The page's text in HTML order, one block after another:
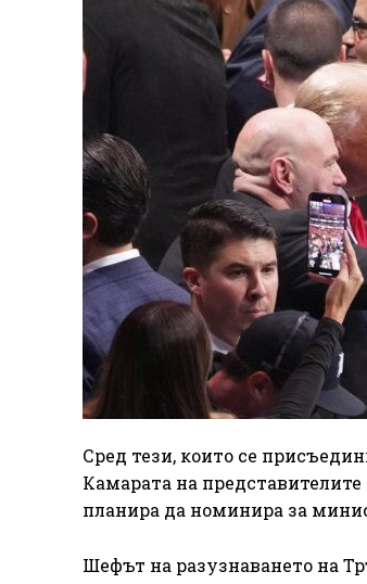
Сред тези, които се
Камарата на
планира да номинира за
Шефът на разузнаването на